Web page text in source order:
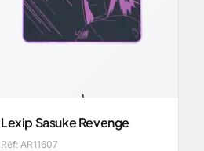
Lexip Sasuke Revenge
Réf: AR11607